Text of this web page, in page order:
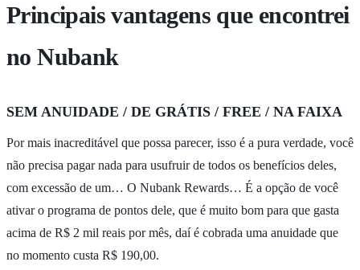
Principais vantagens que encontrei
no Nubank
SEM ANUIDADE / DE GRÁTIS / FREE / NA FAIXA
Por mais inacreditável que possa parecer, isso é a pura verdade, você
não precisa pagar nada para usufruir de todos os benefícios deles,
com excessão de um… O Nubank Rewards… É a opção de você
ativar o programa de pontos dele, que é muito bom para que gasta
acima de R$ 2 mil reais por mês, daí é cobrada uma anuidade que
no momento custa R$ 190,00.